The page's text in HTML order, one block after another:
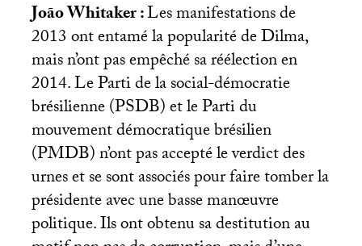
João Whitaker :Les manifestations de
2013 ont entamé la popularité de Dilma,
mais n’ont pas empêché sa réélection en
2014. Le Parti de la social-démocratie
brésilienne (PSDB) et le Parti du
mouvement démocratique brésilien
(PMDB) n’ont pas accepté le verdict des
urnes et se sont associés pour faire tomber la
présidente avec une basse manœuvre
politique. Ils ont obtenu sa destitution au